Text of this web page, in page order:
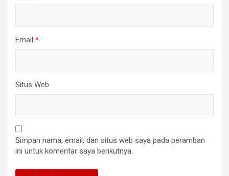
Email *
Situs Web
Simpan nama, email, dan situs web saya pada peramban
ini untuk komentar saya berikutnya.